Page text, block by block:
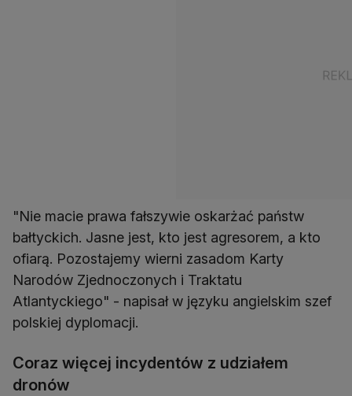
"Nie macie prawa fałszywie oskarżać państw
bałtyckich. Jasne jest, kto jest agresorem, a kto
ofiarą. Pozostajemy wierni zasadom Karty
Narodów Zjednoczonych i Traktatu
Atlantyckiego" - napisał w języku angielskim szef
polskiej dyplomacji.
Coraz więcej incydentów z udziałem
dronów